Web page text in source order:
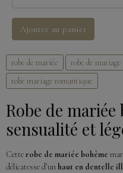
Ajouter au panier
robe de mariée robe de mariage
robe mariage romantique
Robe de mariée
sensualité et
Cetterobe de mariée bohème
délicatesse d’un haut en dentelle